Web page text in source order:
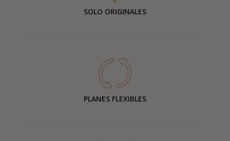
SOLO ORIGINALES
PLANES FLEXIBLES